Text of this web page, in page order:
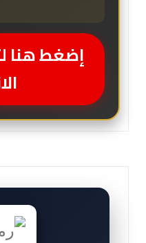
إضغط هنا